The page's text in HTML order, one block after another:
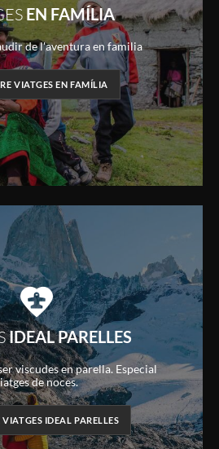
EN FAMÍLIA
de l'aventura en familia
VIATGES EN FAMÍLIA
IDEAL PARELLES
viscudes en parella. Especial
de noces.
VIATGES IDEAL PARELLES